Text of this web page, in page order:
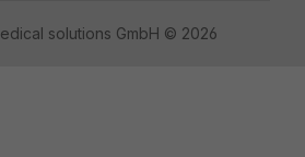
solutions GmbH © 2026